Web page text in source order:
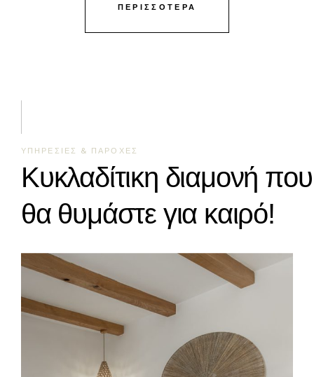
ΠΕΡΙΣΣΟΤΕΡΑ
ΥΠΗΡΕΣΙΕΣ & ΠΑΡΟΧΕΣ
Κυκλαδίτικη διαμονή που
θα θυμάστε για καιρό!